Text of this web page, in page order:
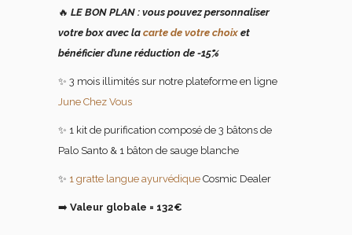
🔥 LE BON PLAN : vous pouvez personnaliser
votre box avec la carte de votre choix et
bénéficier d’une réduction de -15%
✨ 3 mois illimités sur notre plateforme en ligne
June Chez Vous
✨ 1 kit de purification composé de 3 bâtons de
Palo Santo & 1 bâton de sauge blanche
✨ 1 gratte langue ayurvédique Cosmic Dealer
➡️ Valeur globale = 132€